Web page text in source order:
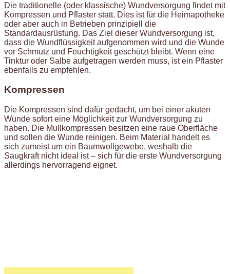
Die traditionelle (oder klassische) Wundversorgung findet mit
Kompressen und Pflaster statt. Dies ist für die Heimapotheke
oder aber auch in Betrieben prinzipiell die
Standardausrüstung. Das Ziel dieser Wundversorgung ist,
dass die Wundflüssigkeit aufgenommen wird und die Wunde
vor Schmutz und Feuchtigkeit geschützt bleibt. Wenn eine
Tinktur oder Salbe aufgetragen werden muss, ist ein Pflaster
ebenfalls zu empfehlen.
Kompressen
Die Kompressen sind dafür gedacht, um bei einer akuten
Wunde sofort eine Möglichkeit zur Wundversorgung zu
haben. Die Mullkompressen besitzen eine raue Oberfläche
und sollen die Wunde reinigen. Beim Material handelt es
sich zumeist um ein Baumwollgewebe, weshalb die
Saugkraft nicht ideal ist – sich für die erste Wundversorgung
allerdings hervorragend eignet.